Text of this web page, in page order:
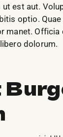
ut est aut.
optio.
manet. Officia
dolorum.